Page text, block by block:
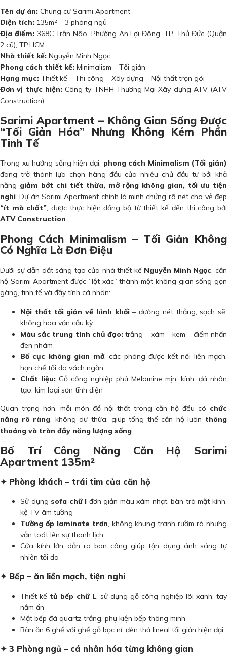
Tên dự án: Chung cư Sarimi Apartment
Diện tích: 135m² – 3 phòng ngủ
Địa điểm:368C Trần Não, Phường An Lợi Đông, TP. Thủ Đức (Quận
2 cũ), TP.HCM
Nhà thiết kế: Nguyễn Minh Ngọc
Phong cách thiết kế: Minimalism – Tối giản
Hạng mục: Thiết kế – Thi công – Xây dựng – Nội thất trọn gói
Đơn vị thực hiện:Công ty TNHH Thương Mại Xây dựng ATV (ATV
Construction)
Sarimi Apartment – Không Gian Sống Được
“Tối Giản Hóa” Nhưng Không Kém Phần
Tinh Tế
Trong xu hướng sống hiện đại, phong cách Minimalism (Tối giản)
đang trở thành lựa chọn hàng đầu của nhiều chủ đầu tư bởi khả
năng giảm bớt chi tiết thừa, mở rộng không gian, tối ưu tiện
nghi. Dự án Sarimi Apartment chính là minh chứng rõ nét cho vẻ đẹp
“ít mà chất”, được thực hiện đồng bộ từ thiết kế đến thi công bởi
ATV Construction.
Phong Cách Minimalism – Tối Giản Không
Có Nghĩa Là Đơn Điệu
Dưới sự dẫn dắt sáng tạo của nhà thiết kế Nguyễn Minh Ngọc, căn
hộ Sarimi Apartment được “lột xác” thành một không gian sống gọn
gàng, tinh tế và đầy tính cá nhân:
Nội thất tối giản về hình khối– đường nét thẳng, sạch sẽ,
không hoa văn cầu kỳ
Màu sắc trung tính chủ đạo: trắng – xám – kem – điểm nhấn
đen nhám
Bố cục không gian mở, các phòng được kết nối liền mạch,
hạn chế tối đa vách ngăn
Chất liệu: Gỗ công nghiệp phủ Melamine mịn, kính, đá nhân
tạo, kim loại sơn tĩnh điện
Quan trọng hơn, mỗi món đồ nội thất trong căn hộ đều có chức
năng rõ ràng, không dư thừa, giúp tổng thể căn hộ luôn thông
thoáng và tràn đầy năng lượng sống.
Bố Trí Công Năng Căn Hộ Sarimi
Apartment 135m²
✦ Phòng khách – trái tim của căn hộ
Sử dụng sofa chữ I đơn giản màu xám nhạt, bàn trà mặt kính,
kệ TV âm tường
Tường ốp laminate trơn, không khung tranh rườm rà nhưng
vẫn toát lên sự thanh lịch
Cửa kính lớn dẫn ra ban công giúp tận dụng ánh sáng tự
nhiên tối đa
✦ Bếp – ăn liền mạch, tiện nghi
Thiết kế tủ bếp chữ L, sử dụng gỗ công nghiệp lõi xanh, tay
nắm ẩn
Mặt bếp đá quartz trắng, phụ kiện bếp thông minh
Bàn ăn 6 ghế với ghế gỗ bọc nỉ, đèn thả lineal tối giản hiện đại
✦ 3 Phòng ngủ – cá nhân hóa từng không gian